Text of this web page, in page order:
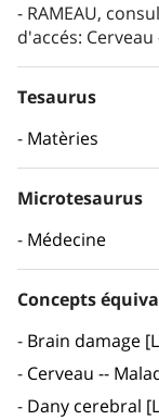
RAMEAU,
d'accés: Cerveau
Tesaurus
Matèries
Microtesaurus
Médecine
Concepts
Brain damage
Cerveau --
Dany cerebral